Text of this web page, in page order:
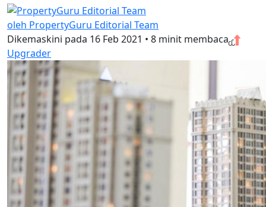
oleh PropertyGuru Editorial Team
Dikemaskini pada 16 Feb 2021 • 8 minit membaca
Upgrader